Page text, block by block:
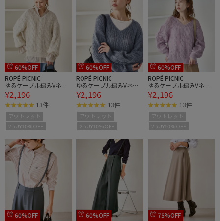
60%OFF
ROPÉ PICNIC
ゆるケーブル編みVネッ
クニット
¥2,196
13件
アウトレット
2BUY10%OFF
60%OFF
ROPÉ PICNIC
ゆるケーブル編みVネッ
クニット
¥2,196
13件
アウトレット
2BUY10%OFF
60%OFF
ROPÉ PICNIC
ゆるケーブル編みVネッ
クニット
¥2,196
13件
アウトレット
2BUY10%OFF
60%OFF
60%OFF
75%OFF